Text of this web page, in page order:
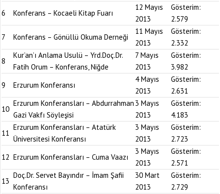
6
Konferans – Kocaeli Kitap Fuarı
12 Mayıs
2013
Gösterim:
2.579
7
Konferans – Gönüllü Okuma Derneği
11 Mayıs
2013
Gösterim:
2.332
8
Kur’an’ı Anlama Usulü – Yrd.Doç.Dr.
Fatih Orum – Konferans, Niğde
7 Mayıs
2013
Gösterim:
3.982
9
Erzurum Konferansı
4 Mayıs
2013
Gösterim:
2.631
10
Erzurum Konferansları – Abdurrahman
Gazi Vakfı Söyleşisi
3 Mayıs
2013
Gösterim:
4.183
11
Erzurum Konferansları – Atatürk
Üniversitesi Konferansı
3 Mayıs
2013
Gösterim:
2.723
12 Erzurum Konferansları – Cuma Vaazı
3 Mayıs
2013
Gösterim:
2.571
13
Doç.Dr. Servet Bayındır – İmam Şafii
Konferansı
30 Mart
2013
Gösterim:
2.729